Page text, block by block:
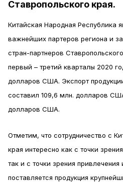
Ставропольского края.
Китайская Народная Республика
важнейших партеров региона и
стран-партнеров
первый – третий кварталы 2020
долларов США. Экспорт
составил 109,6 млн. долларов
долларов США.
Отметим, что сотрудничество с
края интересно как с точки
так и с точки зрения привлечения
поставляется продукция